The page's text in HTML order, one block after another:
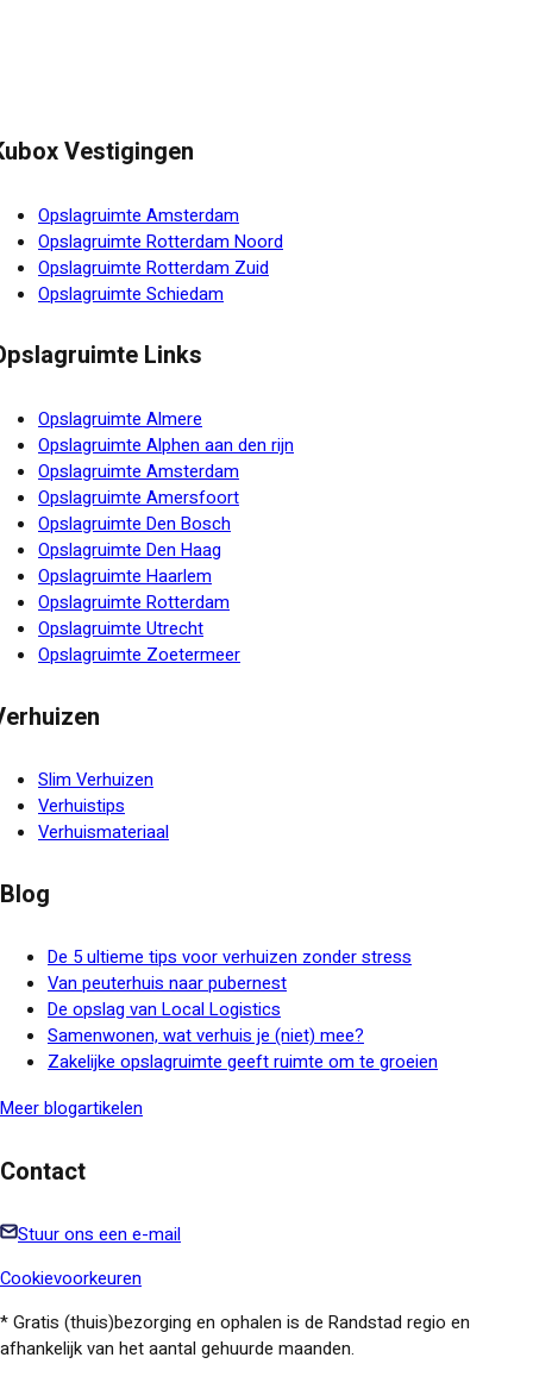
Vestigingen
Opslagruimte Amsterdam
Opslagruimte Rotterdam Noord
Opslagruimte Rotterdam Zuid
Opslagruimte Schiedam
Links
Opslagruimte Almere
Opslagruimte Alphen aan den rijn
Opslagruimte Amsterdam
Opslagruimte Amersfoort
Opslagruimte Den Bosch
Opslagruimte Den Haag
Opslagruimte Haarlem
Opslagruimte Rotterdam
Opslagruimte Utrecht
Opslagruimte Zoetermeer
Slim Verhuizen
Verhuistips
Verhuismateriaal
Blog
De 5 ultieme tips voor verhuizen zonder stress
Van peuterhuis naar pubernest
De opslag van Local Logistics
Samenwonen, wat verhuis je (niet) mee?
Zakelijke opslagruimte geeft ruimte om te groeien
Meer blogartikelen
Contact
Stuur ons een e-mail
Cookievoorkeuren
* Gratis (thuis)bezorging en ophalen is de Randstad regio en
afhankelijk van het aantal gehuurde maanden.